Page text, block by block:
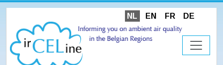
NL EN FR DE